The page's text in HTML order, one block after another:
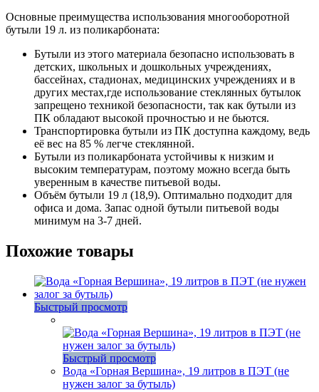
Основные преимущества использования многооборотной
бутыли 19 л. из поликарбоната:
Бутыли из этого материала безопасно использовать в
детских, школьных и дошкольных учреждениях,
бассейнах, стадионах, медицинских учреждениях и в
других местах,где использование стеклянных бутылок
запрещено техникой безопасности, так как бутыли из
ПК обладают высокой прочностью и не бьются.
Транспортировка бутыли из ПК доступна каждому, ведь
её вес на 85 % легче стеклянной.
Бутыли из поликарбоната устойчивы к низким и
высоким температурам, поэтому можно всегда быть
уверенным в качестве питьевой воды.
Объём бутыли 19 л (18,9). Оптимально подходит для
офиса и дома. Запас одной бутыли питьевой воды
минимум на 3-7 дней.
Похожие товары
Быстрый просмотр
Быстрый просмотр
Вода «Горная Вершина», 19 литров в ПЭТ (не
нужен залог за бутыль)